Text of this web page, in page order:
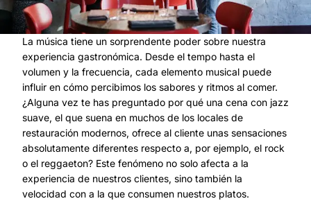
La música tiene un sorprendente poder sobre nuestra
experiencia gastronómica. Desde el tempo hasta el
volumen y la frecuencia, cada elemento musical puede
influir en cómo percibimos los sabores y ritmos al comer.
¿Alguna vez te has preguntado por qué una cena con jazz
suave, el que suena en muchos de los locales de
restauración modernos, ofrece al cliente unas sensaciones
absolutamente diferentes respecto a, por ejemplo, el rock
o el reggaeton? Este fenómeno no solo afecta a la
experiencia de nuestros clientes, sino también la
velocidad con a la que consumen nuestros platos.